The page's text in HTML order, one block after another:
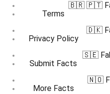
Terms
Privacy Policy
Submit Facts
More Facts
🇧🇷 🇵🇹
🇩🇰
🇸🇪
🇳🇴